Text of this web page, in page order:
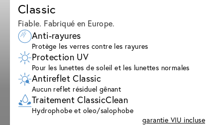
Classic
Fiable. Fabriqué en Europe.
Anti-rayures
Protège les verres contre les rayures
Protection UV
Pour les lunettes de soleil et les lunettes normales
Antireflet Classic
Aucun reflet résiduel gênant
Traitement ClassicClean
Hydrophobe et oleo/salophobe
garantie VIU incluse